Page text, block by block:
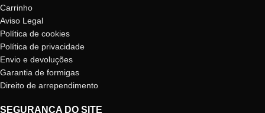
Carrinho
Aviso Legal
Política de cookies
Política de privacidade
Envio e devoluções
Garantia de formigas
Direito de arrependimento
SEGURANÇA DO SITE